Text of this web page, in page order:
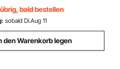
Baustellen Teiche
bald bestellen
sobald Di.Aug 11
den Warenkorb legen